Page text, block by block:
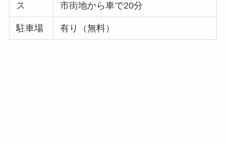
ス
市街地から車で20分
駐車場 有り（無料）